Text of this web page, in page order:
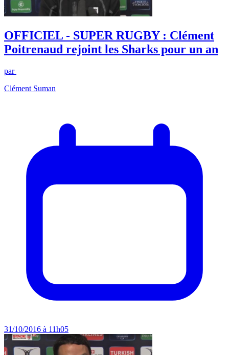
OFFICIEL - SUPER RUGBY : Clément
Poitrenaud rejoint les Sharks pour un an
par
Clément Suman
31/10/2016 à 11h05